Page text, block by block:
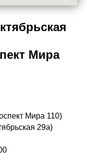
Мира
Мира 110)
29а)